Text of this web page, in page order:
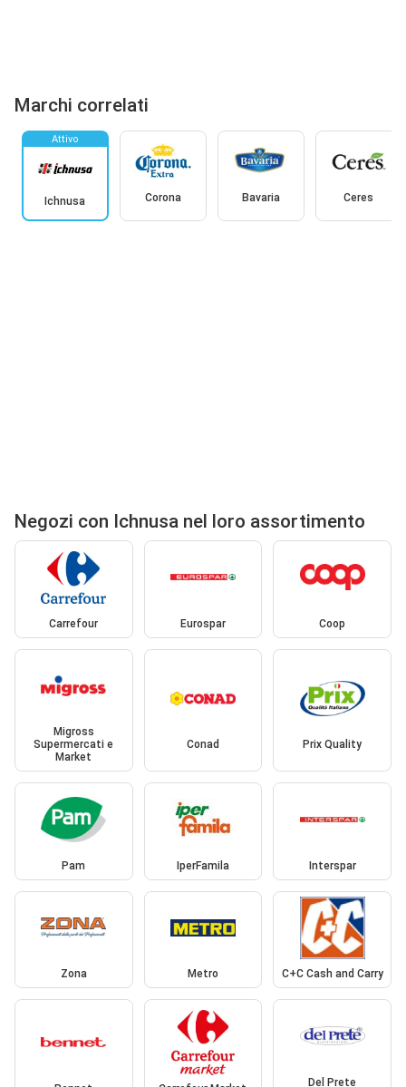
Marchi correlati
Attivo
Ichnusa Corona Bavaria Ceres
Negozi con Ichnusa nel loro assortimento
Carrefour Eurospar Coop
Migross
Supermercati e
Market
Conad Prix Quality
Pam IperFamila Interspar
Zona Metro C+C Cash and Carry
Del Prete